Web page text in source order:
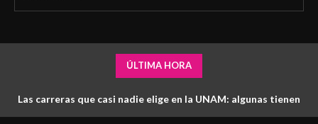
ÚLTIMA HORA
Las carreras que casi nadie elige en la UNAM: algunas tienen